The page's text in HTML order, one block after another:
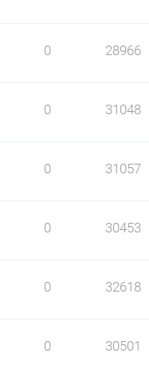
0 28966
0 31048
0 31057
0 30453
0 32618
0 30501